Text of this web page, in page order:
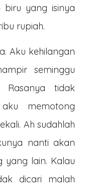
yang isinya
rupiah.
Aku kehilangan
seminggu
tidak
memotong
Ah sudahlah
nanti akan
yang lain. Kalau
dicari malah